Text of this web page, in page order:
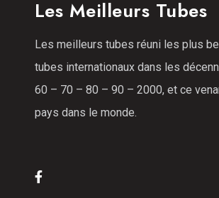
Les Meilleurs Tubes
Les meilleurs tubes réuni les plus
tubes internationaux dans les
60 – 70 – 80 – 90 – 2000, et ce
pays dans le monde.